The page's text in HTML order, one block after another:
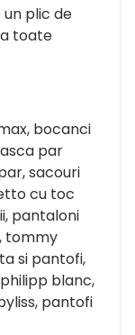
un plic de
toate
bocanci
par
sacouri
cu toc
pantaloni
tommy
si pantofi,
blanc,
pantofi